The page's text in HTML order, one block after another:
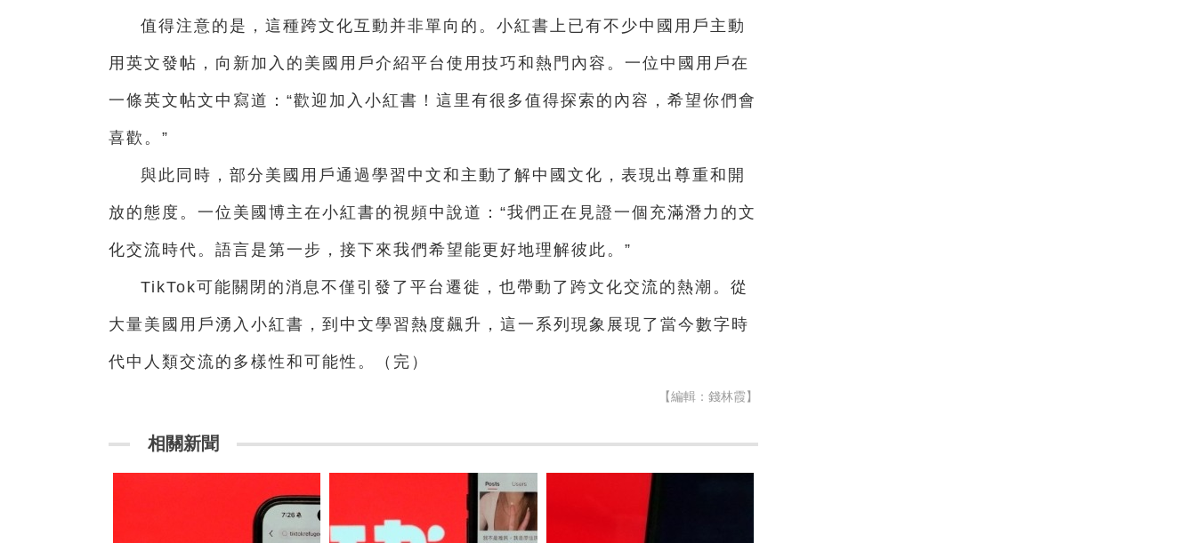
值得注意的是，這種跨文化互動并非單向的。小紅書上已有不少中國用戶主動
用英文發帖，向新加入的美國用戶介紹平台使用技巧和熱門內容。一位中國用戶在
一條英文帖文中寫道：“歡迎加入小紅書！這里有很多值得探索的內容，希望你們會
喜歡。”
與此同時，部分美國用戶通過學習中文和主動了解中國文化，表現出尊重和開
放的態度。一位美國博主在小紅書的視頻中說道：“我們正在見證一個充滿潛力的文
化交流時代。語言是第一步，接下來我們希望能更好地理解彼此。”
TikTok可能關閉的消息不僅引發了平台遷徙，也帶動了跨文化交流的熱潮。從
大量美國用戶湧入小紅書，到中文學習熱度飆升，這一系列現象展現了當今數字時
代中人類交流的多樣性和可能性。（完）
【編輯：錢林霞】
相關新聞